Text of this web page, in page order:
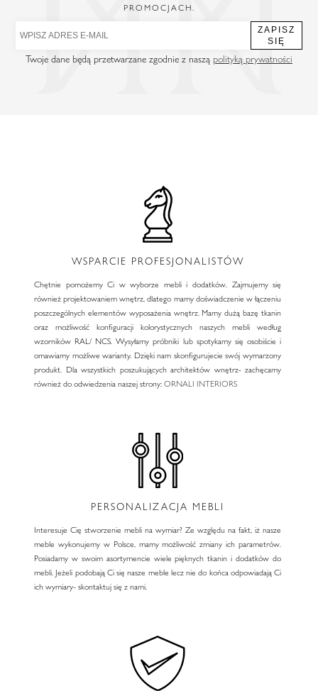
PROMOCJACH.
ZAPISZ
SIĘ
Twoje dane będą przetwarzane zgodnie z naszą polityką prywatności
WSPARCIE PROFESJONALISTÓW
Chętnie pomożemy Ci w wyborze mebli i dodatków. Zajmujemy się
również projektowaniem wnętrz, dlatego mamy doświadczenie w łączeniu
poszczególnych elementów wyposażenia wnętrz. Mamy dużą bazę tkanin
oraz możliwość konfiguracji kolorystycznych naszych mebli według
wzorników RAL/ NCS. Wysyłamy próbniki lub spotykamy się osobiście i
omawiamy możliwe warianty. Dzięki nam skonfigurujecie swój wymarzony
produkt. Dla wszystkich poszukujących architektów wnętrz- zachęcamy
również do odwiedzenia naszej strony:ORNALI INTERIORS
PERSONALIZACJA MEBLI
Interesuje Cię stworzenie mebli na wymiar? Ze względu na fakt, iż nasze
meble wykonujemy w Polsce, mamy możliwość zmiany ich parametrów.
Posiadamy w swoim asortymencie wiele pięknych tkanin i dodatków do
mebli. Jeżeli podobają Ci się nasze meble lecz nie do końca odpowiadają Ci
ich wymiary- skontaktuj się z nami.